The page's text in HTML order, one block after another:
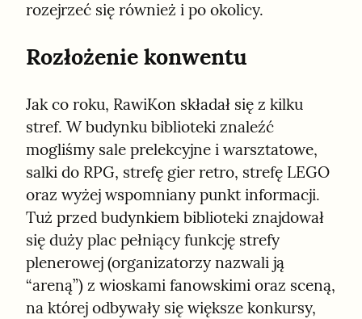
rozejrzeć się również i po okolicy.
Rozłożenie konwentu
Jak co roku, RawiKon składał się z kilku
stref. W budynku biblioteki znaleźć
mogliśmy sale prelekcyjne i warsztatowe,
salki do RPG, strefę gier retro, strefę LEGO
oraz wyżej wspomniany punkt informacji.
Tuż przed budynkiem biblioteki znajdował
się duży plac pełniący funkcję strefy
plenerowej (organizatorzy nazwali ją
“areną”) z wioskami fanowskimi oraz sceną,
na której odbywały się większe konkursy,